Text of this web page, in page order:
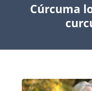
Cúrcuma